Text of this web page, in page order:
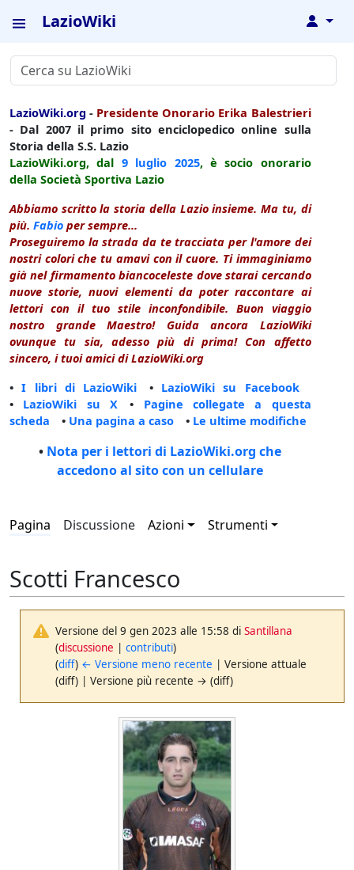
LazioWiki ↓
LazioWiki.org - Presidente Onorario Erika Balestrieri
- Dal 2007 il primo sito enciclopedico online sulla
Storia della S.S. Lazio
LazioWiki.org, dal 9 luglio 2025, è socio onorario
della Società Sportiva Lazio
Abbiamo scritto la storia della Lazio insieme. Ma tu, di
più. Fabio per sempre...
Proseguiremo la strada da te tracciata per l'amore dei
nostri colori che tu amavi con il cuore. Ti immaginiamo
già nel firmamento biancoceleste dove starai cercando
nuove storie, nuovi elementi da poter raccontare ai
lettori con il tuo stile inconfondibile. Buon viaggio
nostro grande Maestro! Guida ancora LazioWiki
ovunque tu sia, adesso più di prima! Con affetto
sincero, i tuoi amici di LazioWiki.org
•I libri di LazioWiki • LazioWiki su Facebook
• LazioWiki su X • Pagine collegate a questa
scheda • Una pagina a caso • Le ultime modifiche
• Nota per i lettori di LazioWiki.org che
accedono al sito con un cellulare
Pagina Discussione Azioni Strumenti
Scotti Francesco
Versione del 9 gen 2023 alle 15:58 diSantillana
(discussione |contributi)
(diff) ← Versione meno recente | Versione attuale
(diff) | Versione più recente → (diff)